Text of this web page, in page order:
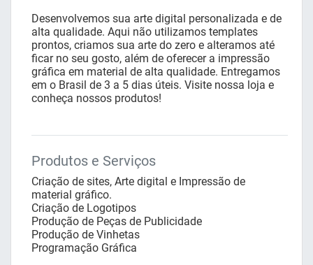
Desenvolvemos sua arte digital personalizada e de
alta qualidade. Aqui não utilizamos templates
prontos, criamos sua arte do zero e alteramos até
ficar no seu gosto, além de oferecer a impressão
gráfica em material de alta qualidade. Entregamos
em o Brasil de 3 a 5 dias úteis. Visite nossa loja e
conheça nossos produtos!
Produtos e Serviços
Criação de sites, Arte digital e Impressão de
material gráfico.
Criação de Logotipos
Produção de Peças de Publicidade
Produção de Vinhetas
Programação Gráfica